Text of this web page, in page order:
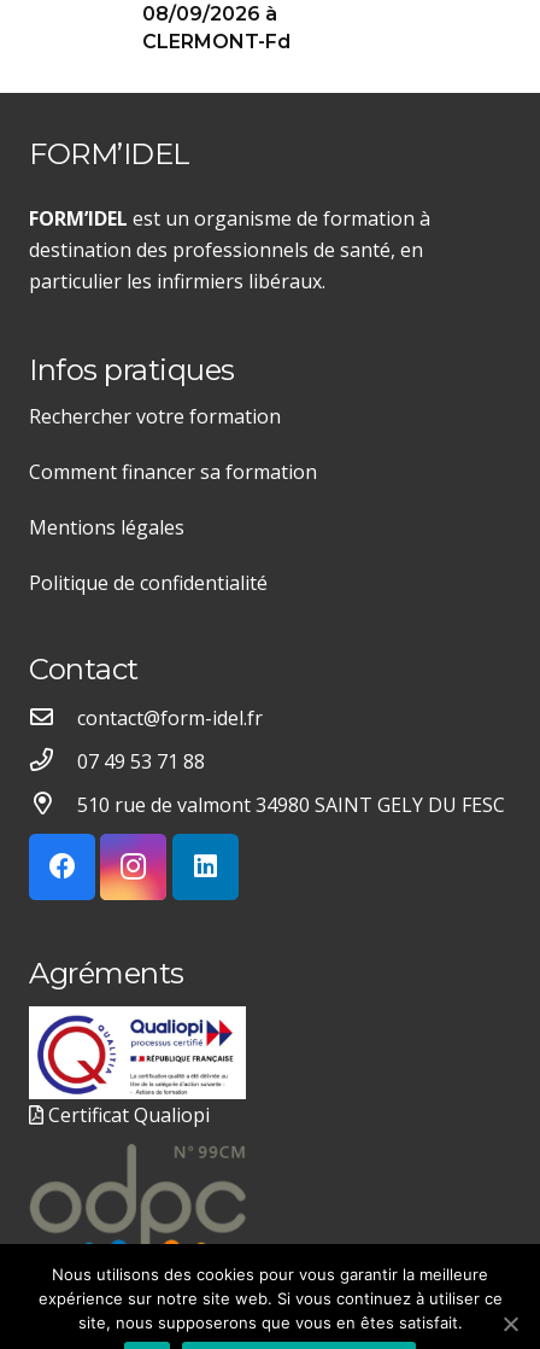
08/09/2026 à
CLERMONT-Fd
FORM’IDEL
FORM’IDEL est un organisme de formation à
destination des professionnels de santé, en
particulier les infirmiers libéraux.
Infos pratiques
Rechercher votre formation
Comment financer sa formation
Mentions légales
Politique de confidentialité
Contact
contact@form-idel.fr
07 49 53 71 88
510 rue de valmont 34980 SAINT GELY DU FESC
Agréments
Certificat Qualiopi
Nous utilisons des cookies pour vous garantir la meilleure
expérience sur notre site web. Si vous continuez à utiliser ce
site, nous supposerons que vous en êtes satisfait.